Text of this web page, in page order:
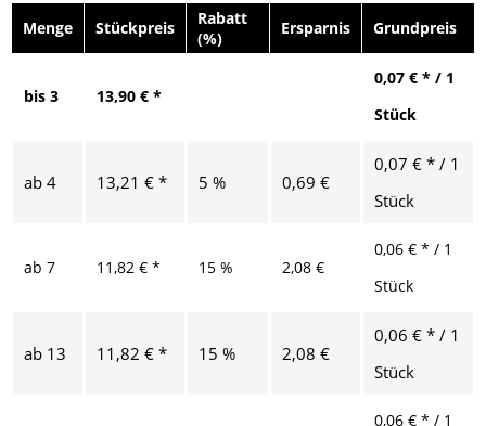
Menge
Stückpreis
Rabatt
(%)
Ersparnis Grundpreis
bis 3 13,90 € *
0,07 € * / 1
Stück
ab 4 13,21 € * 5 % 0,69 €
0,07 € * / 1
Stück
ab 7 11,82 € * 15 % 2,08 €
0,06 € * / 1
Stück
ab 13 11,82 € * 15 % 2,08 €
0,06 € * / 1
Stück
0,06 € * / 1